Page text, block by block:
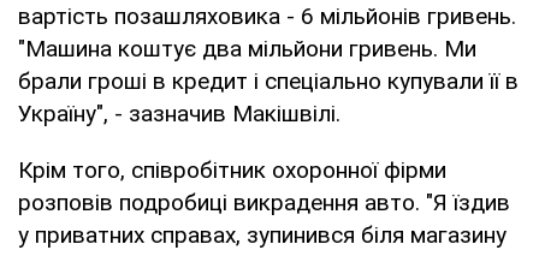
вартість позашляховика - 6 мільйонів гривень.
"Машина коштує два мільйони гривень. Ми
брали гроші в кредит і спеціально купували її в
Україну", - зазначив Макішвілі.
Крім того, співробітник охоронної фірми
розповів подробиці викрадення авто. "Я їздив
у приватних справах, зупинився біля магазину